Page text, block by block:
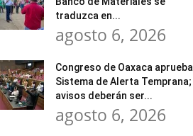
traduzca en...
agosto 6, 2026
Congreso de Oaxaca aprueba
Sistema de Alerta Temprana;
avisos deberán ser...
agosto 6, 2026